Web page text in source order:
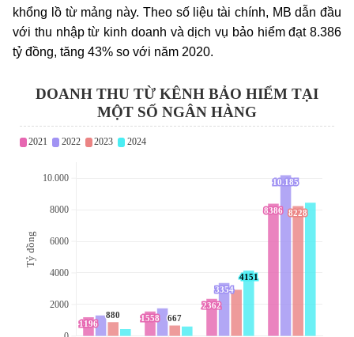
khổng lồ từ mảng này. Theo số liệu tài chính, MB dẫn đầu
với thu nhập từ kinh doanh và dịch vụ bảo hiểm đạt 8.386
tỷ đồng, tăng 43% so với năm 2020.